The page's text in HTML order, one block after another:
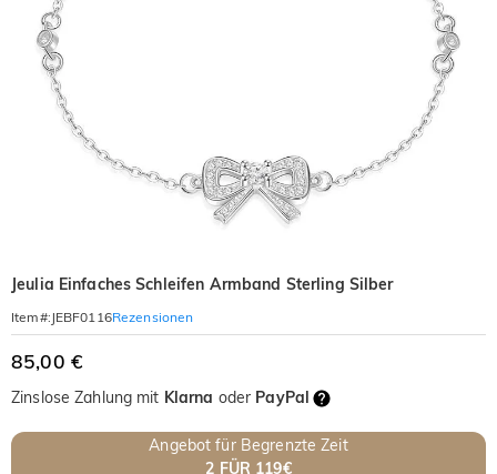
Jeulia Einfaches Schleifen Armband Sterling Silber
Item#: JEBF0116Rezensionen
85,00 €
Zinslose Zahlung mit Klarna oder PayPal
Angebot für Begrenzte Zeit
2 FÜR 119€